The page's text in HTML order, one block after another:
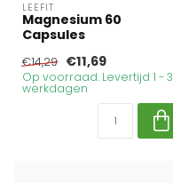
LEEFIT
Magnesium 60
Capsules
€14,29 €11,69
Op voorraad. Levertijd 1 - 3
werkdagen